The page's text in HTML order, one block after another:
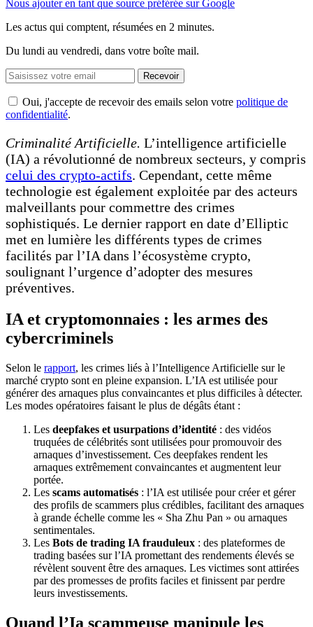
Nous ajouter en tant que source préférée sur Google
Les actus qui comptent, résumées en 2 minutes.
Du lundi au vendredi, dans votre boîte mail.
Recevoir
Oui, j'accepte de recevoir des emails selon votre politique de
confidentialité.
Criminalité Artificielle. L’intelligence artificielle
(IA) a révolutionné de nombreux secteurs, y compris
celui des crypto-actifs. Cependant, cette même
technologie est également exploitée par des acteurs
malveillants pour commettre des crimes
sophistiqués. Le dernier rapport en date d’Elliptic
met en lumière les différents types de crimes
facilités par l’IA dans l’écosystème crypto,
soulignant l’urgence d’adopter des mesures
préventives.
IA et cryptomonnaies : les armes des
cybercriminels
Selon le rapport, les crimes liés à l’Intelligence Artificielle sur le
marché crypto sont en pleine expansion. L’IA est utilisée pour
générer des arnaques plus convaincantes et plus difficiles à détecter.
Les modes opératoires faisant le plus de dégâts étant :
Les deepfakes et usurpations d’identité : des vidéos
truquées de célébrités sont utilisées pour promouvoir des
arnaques d’investissement. Ces deepfakes rendent les
arnaques extrêmement convaincantes et augmentent leur
portée.
Les scams automatisés : l’IA est utilisée pour créer et gérer
des profils de scammers plus crédibles, facilitant des arnaques
à grande échelle comme les « Sha Zhu Pan » ou arnaques
sentimentales.
Les Bots de trading IA frauduleux : des plateformes de
trading basées sur l’IA promettant des rendements élevés se
révèlent souvent être des arnaques. Les victimes sont attirées
par des promesses de profits faciles et finissent par perdre
leurs investissements.
Quand l’Ia scammeuse manipule les